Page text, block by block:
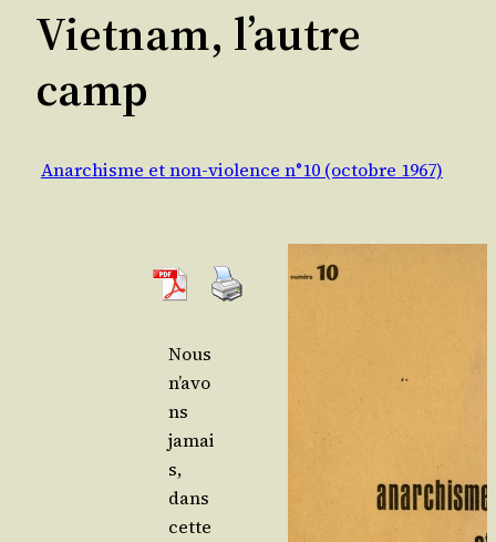
Vietnam, l’autre
camp
Anarchisme et non-violence n°10 (octobre 1967)
Nous
n’avo
ns
jamai
s,
dans
cette